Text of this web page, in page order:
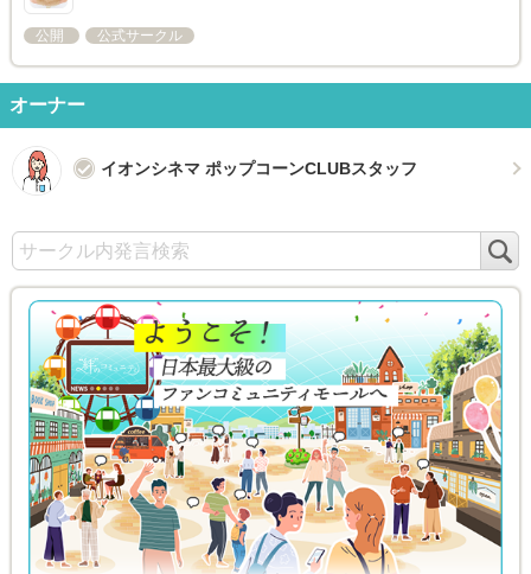
公開 公式サークル
オーナー
イオンシネマ ポップコーンCLUBスタッフ